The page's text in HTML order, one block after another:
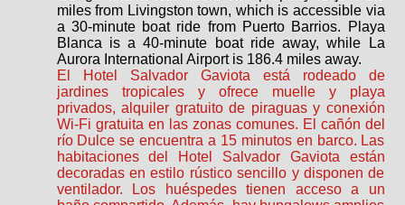
miles from Livingston town, which is accessible via
a 30-minute boat ride from Puerto Barrios. Playa
Blanca is a 40-minute boat ride away, while La
Aurora International Airport is 186.4 miles away.
El Hotel Salvador Gaviota está rodeado de
jardines tropicales y ofrece muelle y playa
privados, alquiler gratuito de piraguas y conexión
Wi-Fi gratuita en las zonas comunes. El cañón del
río Dulce se encuentra a 15 minutos en barco. Las
habitaciones del Hotel Salvador Gaviota están
decoradas en estilo rústico sencillo y disponen de
ventilador. Los huéspedes tienen acceso a un